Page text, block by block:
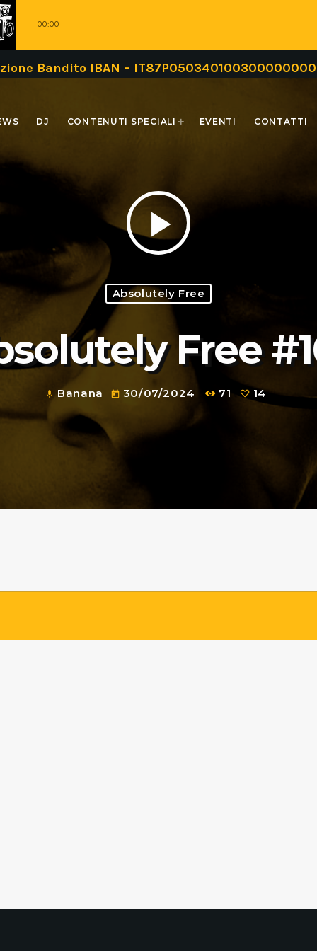
00:00
IBAN – IT87P0503401003000000000999
DJ CONTENUTI SPECIALI EVENTI CONTATTI
play_arrow
Absolutely Free
Free
mic Banana today 30/07/2024 71 14